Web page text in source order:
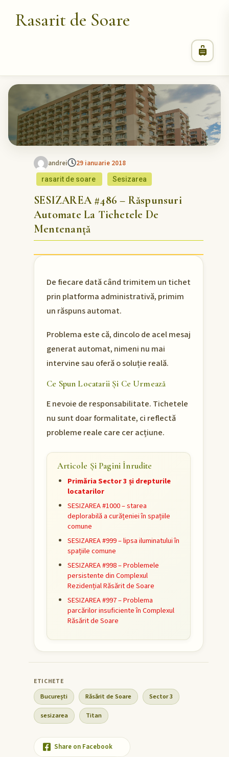
Rasarit de Soare
andrei 29 ianuarie 2018
rasarit de soare Sesizarea
SESIZAREA #486 – Răspunsuri
Automate La Tichetele De
Mentenanță
De fiecare dată când trimitem un tichet
prin platforma administrativă, primim
un răspuns automat.
Problema este că, dincolo de acel mesaj
generat automat, nimeni nu mai
intervine sau oferă o soluție reală.
Ce Spun Locatarii Și Ce Urmează
E nevoie de responsabilitate. Tichetele
nu sunt doar formalitate, ci reflectă
probleme reale care cer acțiune.
Articole Și Pagini Înrudite
Primăria Sector 3 și drepturile
locatarilor
SESIZAREA #1000 – starea
deplorabilă a curățeniei în spațiile
comune
SESIZAREA #999 – lipsa iluminatului în
spațiile comune
SESIZAREA #998 – Problemele
persistente din Complexul
Rezidențial Răsărit de Soare
SESIZAREA #997 – Problema
parcărilor insuficiente în Complexul
Răsărit de Soare
București Răsărit de Soare Sector 3
sesizarea Titan
Share on Facebook